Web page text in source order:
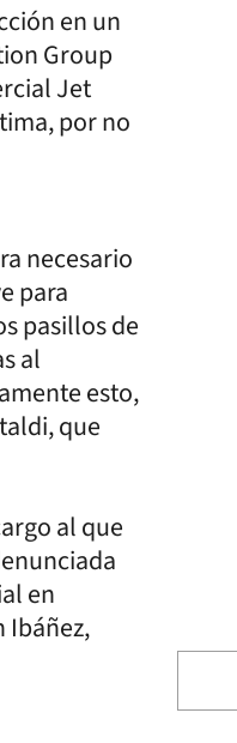
en un
Group
Jet
por no
necesario
para
pasillos de
al
esto,
que
al que
en
Ibáñez,